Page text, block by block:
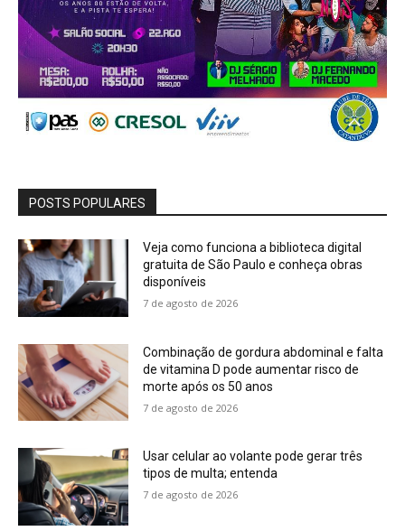
POSTS POPULARES
Veja como funciona a biblioteca digital
gratuita de São Paulo e conheça obras
disponíveis
7 de agosto de 2026
Combinação de gordura abdominal e falta
de vitamina D pode aumentar risco de
morte após os 50 anos
7 de agosto de 2026
Usar celular ao volante pode gerar três
tipos de multa; entenda
7 de agosto de 2026